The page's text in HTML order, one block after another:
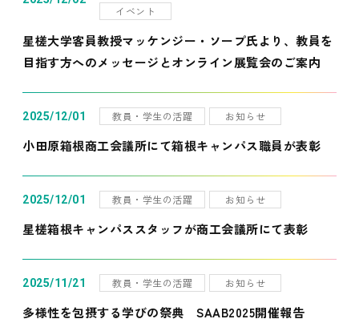
イベント
星槎大学客員教授マッケンジー・ソープ氏より、教員を
目指す方へのメッセージとオンライン展覧会のご案内
2025/12/01 教員・学生の活躍 お知らせ
小田原箱根商工会議所にて箱根キャンパス職員が表彰
2025/12/01 教員・学生の活躍 お知らせ
星槎箱根キャンパススタッフが商工会議所にて表彰
2025/11/21 教員・学生の活躍 お知らせ
多様性を包摂する学びの祭典 SAAB2025開催報告